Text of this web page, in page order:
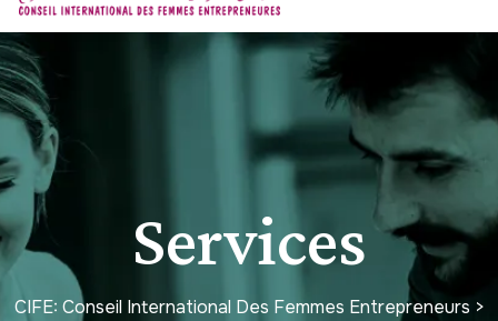
Services
CIFE: Conseil International Des Femmes Entrepreneurs >